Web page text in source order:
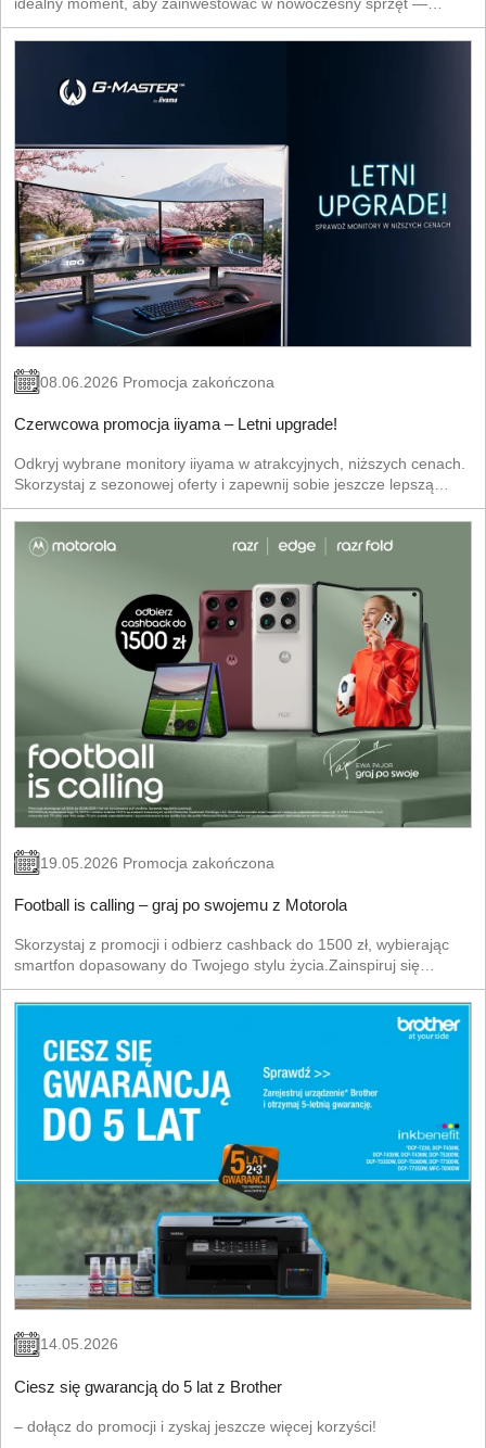
laptop, komputer lub akcesoria — i jednocześnie zaoszczędzić.
08.06.2026 Promocja zakończona
Czerwcowa promocja iiyama – Letni upgrade!
Odkryj wybrane monitory iiyama w atrakcyjnych, niższych cenach.
Skorzystaj z sezonowej oferty i zapewnij sobie jeszcze lepszą
jakość obrazu w korzystnych warunkach.
19.05.2026 Promocja zakończona
Football is calling – graj po swojemu z Motorola
Skorzystaj z promocji i odbierz cashback do 1500 zł, wybierając
smartfon dopasowany do Twojego stylu życia.Zainspiruj się
energią sportu i wybierz urządzenie, które dotrzyma Ci kroku.
14.05.2026
Ciesz się gwarancją do 5 lat z Brother
– dołącz do promocji i zyskaj jeszcze więcej korzyści!